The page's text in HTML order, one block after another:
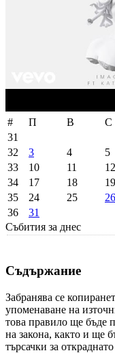
# П В С
31
32
3 4 5
33
10 11 12
34
17 18 19
35
24 25 26
36
31
Събития за днес
Съдържание
Забранява се
упоменаване на
това правило ще бъде
на закона, както и ще
търсачки за